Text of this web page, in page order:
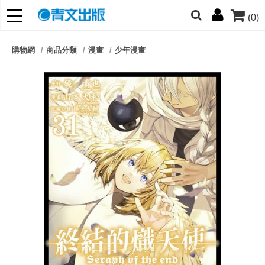
(0)
朋友們，提高警覺！
購物網 商品分類 漫畫 少年漫畫